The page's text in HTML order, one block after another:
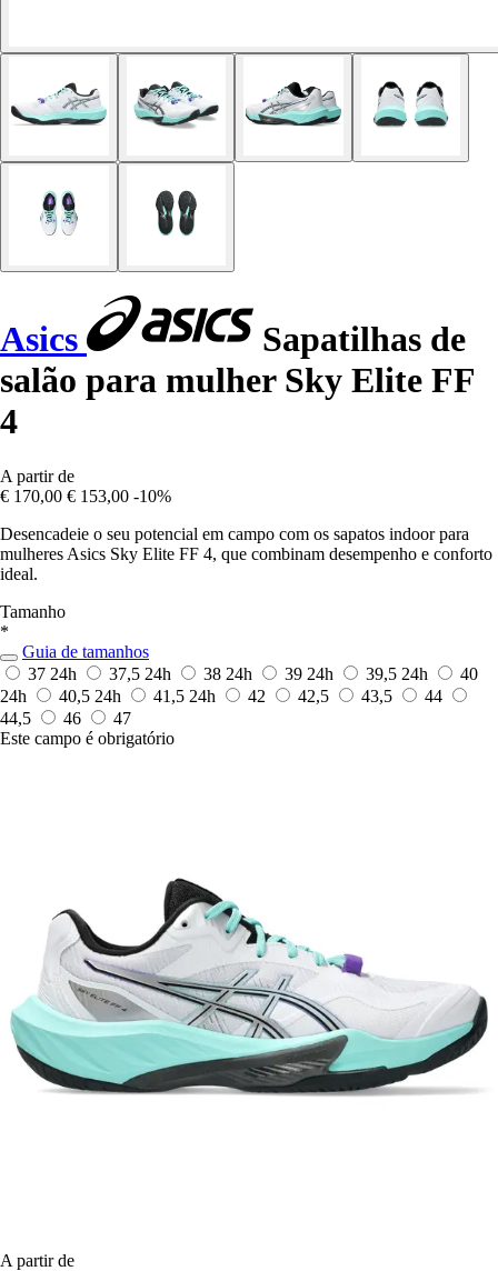
Asics
Sapatilhas de
salão para mulher Sky Elite FF
4
A partir de
€ 170,00 € 153,00 -10%
Desencadeie o seu potencial em campo com os sapatos indoor para
mulheres Asics Sky Elite FF 4, que combinam desempenho e conforto
ideal.
Tamanho
*
Guia de tamanhos
37 24h 37,5 24h 38 24h 39 24h 39,5 24h
40
24h
40,5 24h 41,5 24h 42 42,5 43,5
44
44,5
46
47
Este campo é obrigatório
A partir de